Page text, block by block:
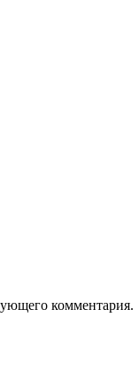
комментария.